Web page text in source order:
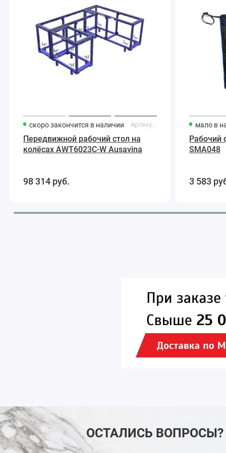
скоро закончится в наличии AWT6023C-W
Передвижной рабочий стол на
колёсах AWT6023C-W Ausavina
98 314 руб.
мало в
Рабочий
SMA048
3 583
ОСТАЛИСЬ ВОПРОСЫ?